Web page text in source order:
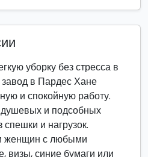
уборку без стресса в
в Пардес Хане
и спокойную работу.
и подсобных
и нагрузок.
женщин с любыми
визы, синие бумаги или